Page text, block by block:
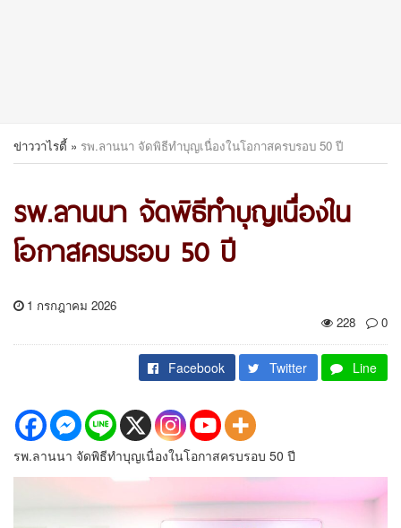
ข่าววาไรตี้ » รพ.ลานนา จัดพิธีทำบุญเนื่องในโอกาสครบรอบ 50 ปี
รพ.ลานนา จัดพิธีทำบุญเนื่องใน
โอกาสครบรอบ 50 ปี
1 กรกฎาคม 2026
228
0
Facebook Twitter Line
รพ.ลานนา จัดพิธีทำบุญเนื่องในโอกาสครบรอบ 50 ปี